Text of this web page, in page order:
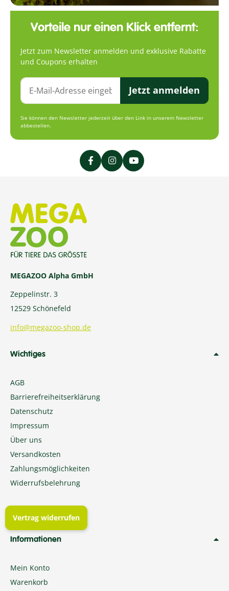
Vorteile nur einen Klick entfernt:
Jetzt zum Newsletter anmelden und exklusive Rabatte
und Coupons erhalten
Jetzt anmelden
Sie können den Newsletter jederzeit über den Link in unserem Newsletter
abbestellen.
MEGAZOO Alpha GmbH
Zeppelinstr. 3
12529 Schönefeld
info@megazoo-shop.de
Wichtiges
AGB
Barrierefreiheitserklärung
Datenschutz
Impressum
Über uns
Versandkosten
Zahlungsmöglichkeiten
Widerrufsbelehrung
Vertrag widerrufen
Informationen
Mein Konto
Warenkorb